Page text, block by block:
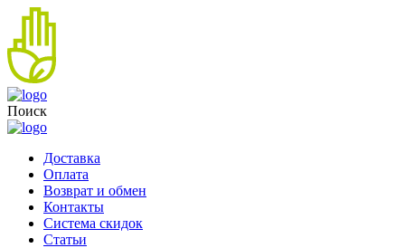
Поиск
Доставка
Оплата
Возврат и обмен
Контакты
Система скидок
Статьи